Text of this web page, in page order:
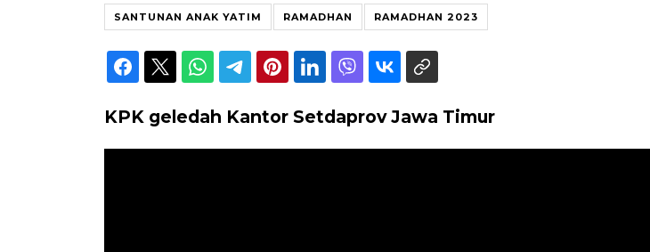
SANTUNAN ANAK YATIM RAMADHAN RAMADHAN 2023
KPK geledah Kantor Setdaprov Jawa Timur